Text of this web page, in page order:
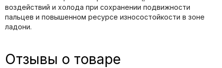
воздействий и холода при сохранении подвижности
пальцев и повышенном ресурсе износостойкости в зоне
ладони.
Отзывы о товаре